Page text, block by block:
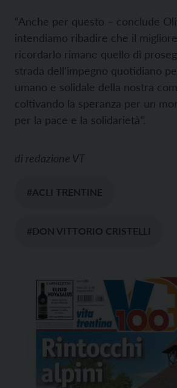
“Anche per questo – conclude
intendiamo ribadire che il
ricordarlo rimane quello di
strada dell’impegno quotidiano
umano e solidale della nostra
coltivando la speranza per un
per la pace e la solidarietà”.
di redazione VT
#ACLI TRENTINE
#DON VITTORIO CRISTELLI